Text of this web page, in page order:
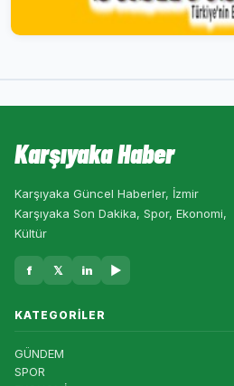
Karşıyaka Haber
Karşıyaka Güncel Haberler, İzmir
Karşıyaka Son Dakika, Spor, Ekonomi,
Kültür
f 𝕏 in ▶
KATEGORILER
GÜNDEM
SPOR